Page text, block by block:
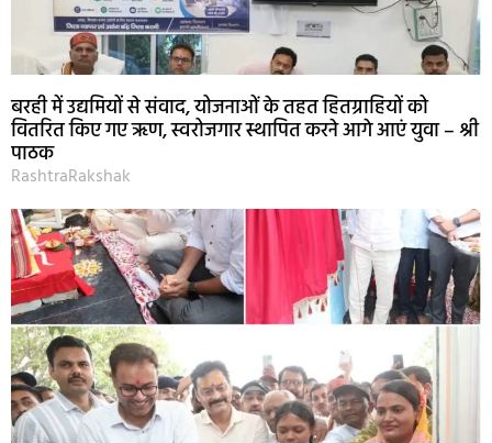
बरही में उद्यमियों से संवाद, योजनाओं के तहत हितग्राहियों को
वितरित किए गए ऋण, स्वरोजगार स्थापित करने आगे आएं युवा – श्री
पाठक
RashtraRakshak